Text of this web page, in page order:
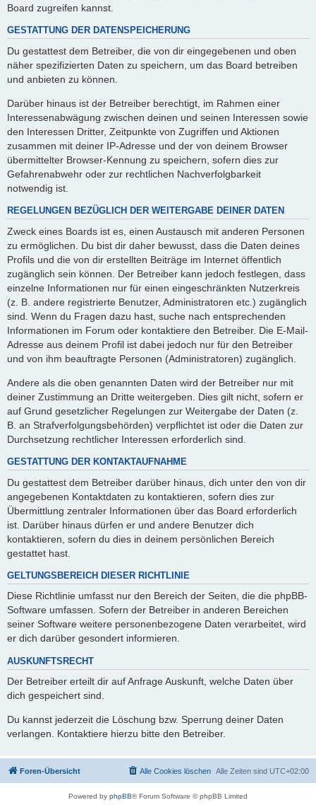
Board zugreifen kannst.
GESTATTUNG DER DATENSPEICHERUNG
Du gestattest dem Betreiber, die von dir eingegebenen und oben
näher spezifizierten Daten zu speichern, um das Board betreiben
und anbieten zu können.
Darüber hinaus ist der Betreiber berechtigt, im Rahmen einer
Interessenabwägung zwischen deinen und seinen Interessen sowie
den Interessen Dritter, Zeitpunkte von Zugriffen und Aktionen
zusammen mit deiner IP-Adresse und der von deinem Browser
übermittelter Browser-Kennung zu speichern, sofern dies zur
Gefahrenabwehr oder zur rechtlichen Nachverfolgbarkeit
notwendig ist.
REGELUNGEN BEZÜGLICH DER WEITERGABE DEINER DATEN
Zweck eines Boards ist es, einen Austausch mit anderen Personen
zu ermöglichen. Du bist dir daher bewusst, dass die Daten deines
Profils und die von dir erstellten Beiträge im Internet öffentlich
zugänglich sein können. Der Betreiber kann jedoch festlegen, dass
einzelne Informationen nur für einen eingeschränkten Nutzerkreis
(z. B. andere registrierte Benutzer, Administratoren etc.) zugänglich
sind. Wenn du Fragen dazu hast, suche nach entsprechenden
Informationen im Forum oder kontaktiere den Betreiber. Die E-Mail-
Adresse aus deinem Profil ist dabei jedoch nur für den Betreiber
und von ihm beauftragte Personen (Administratoren) zugänglich.
Andere als die oben genannten Daten wird der Betreiber nur mit
deiner Zustimmung an Dritte weitergeben. Dies gilt nicht, sofern er
auf Grund gesetzlicher Regelungen zur Weitergabe der Daten (z.
B. an Strafverfolgungsbehörden) verpflichtet ist oder die Daten zur
Durchsetzung rechtlicher Interessen erforderlich sind.
GESTATTUNG DER KONTAKTAUFNAHME
Du gestattest dem Betreiber darüber hinaus, dich unter den von dir
angegebenen Kontaktdaten zu kontaktieren, sofern dies zur
Übermittlung zentraler Informationen über das Board erforderlich
ist. Darüber hinaus dürfen er und andere Benutzer dich
kontaktieren, sofern du dies in deinem persönlichen Bereich
gestattet hast.
GELTUNGSBEREICH DIESER RICHTLINIE
Diese Richtlinie umfasst nur den Bereich der Seiten, die die phpBB-
Software umfassen. Sofern der Betreiber in anderen Bereichen
seiner Software weitere personenbezogene Daten verarbeitet, wird
er dich darüber gesondert informieren.
AUSKUNFTSRECHT
Der Betreiber erteilt dir auf Anfrage Auskunft, welche Daten über
dich gespeichert sind.
Du kannst jederzeit die Löschung bzw. Sperrung deiner Daten
verlangen. Kontaktiere hierzu bitte den Betreiber.
Foren-Übersicht Alle Zeiten sind UTC+02:00
Alle Cookies löschen
Powered by phpBB® Forum Software © phpBB Limited